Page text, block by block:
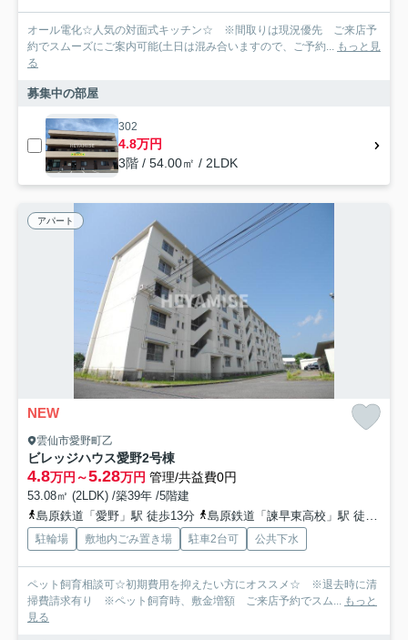
オール電化☆人気の対面式キッチン☆ ※間取りは現況優先 ご来店予
約でスムーズにご案内可能(土日は混み合いますので、ご予約... もっと見
る
募集中の部屋
302
4.8万円
3階 / 54.00㎡ / 2LDK
アパート
NEW
雲仙市愛野町乙
ビレッジハウス愛野2号棟
4.8万円～5.28万円 管理/共益費0円
53.08㎡ (2LDK) /築39年 /5階建
島原鉄道「愛野」駅 徒歩13分
島原鉄道「諫早東高校」駅 徒歩13分
駐輪場 敷地内ごみ置き場 駐車2台可 公共下水
ペット飼育相談可☆初期費用を抑えたい方にオススメ☆ ※退去時に清
掃費請求有り ※ペット飼育時、敷金増額 ご来店予約でスム... もっと
見る